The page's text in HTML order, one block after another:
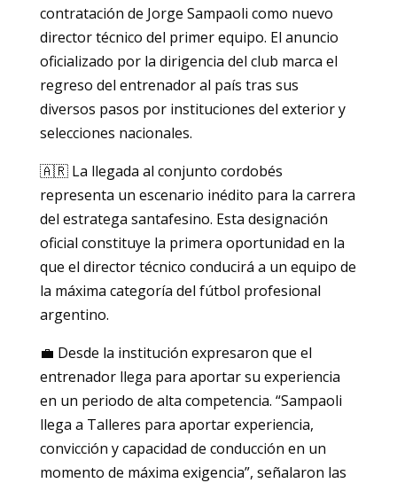
contratación de Jorge Sampaoli como nuevo
director técnico del primer equipo. El anuncio
oficializado por la dirigencia del club marca el
regreso del entrenador al país tras sus
diversos pasos por instituciones del exterior y
selecciones nacionales.
🇦🇷 La llegada al conjunto cordobés
representa un escenario inédito para la carrera
del estratega santafesino. Esta designación
oficial constituye la primera oportunidad en la
que el director técnico conducirá a un equipo de
la máxima categoría del fútbol profesional
argentino.
💼 Desde la institución expresaron que el
entrenador llega para aportar su experiencia
en un periodo de alta competencia. “Sampaoli
llega a Talleres para aportar experiencia,
convicción y capacidad de conducción en un
momento de máxima exigencia”, señalaron las